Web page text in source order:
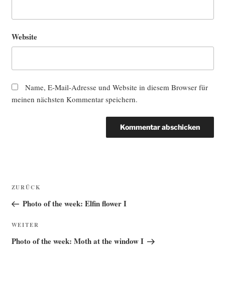
Website
Name, E-Mail-Adresse und Website in diesem Browser für
meinen nächsten Kommentar speichern.
Beitragsnavigation
Vorheriger
Beitrag
ZURÜCK
Photo of the week: Elfin flower I
Nächster
Beitrag
WEITER
Photo of the week: Moth at the window I